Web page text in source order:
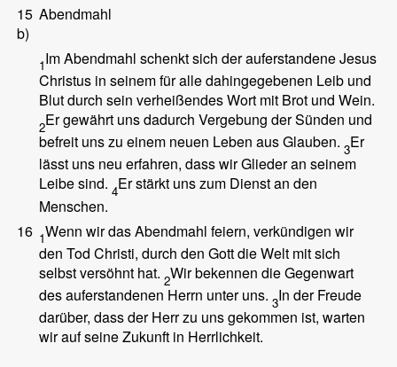
15
b)
Abendmahl
1Im Abendmahl schenkt sich der auferstandene Jesus
Christus in seinem für alle dahingegebenen Leib und
Blut durch sein verheißendes Wort mit Brot und Wein.
2Er gewährt uns dadurch Vergebung der Sünden und
befreit uns zu einem neuen Leben aus Glauben. 3Er
lässt uns neu erfahren, dass wir Glieder an seinem
Leibe sind. 4Er stärkt uns zum Dienst an den
Menschen.
16 1Wenn wir das Abendmahl feiern, verkündigen wir
den Tod Christi, durch den Gott die Welt mit sich
selbst versöhnt hat. 2Wir bekennen die Gegenwart
des auferstandenen Herrn unter uns. 3In der Freude
darüber, dass der Herr zu uns gekommen ist, warten
wir auf seine Zukunft in Herrlichkeit.